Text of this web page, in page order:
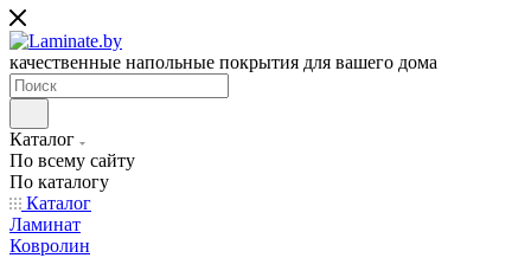
качественные напольные покрытия для вашего дома
Каталог
По всему сайту
По каталогу
Каталог
Ламинат
Ковролин